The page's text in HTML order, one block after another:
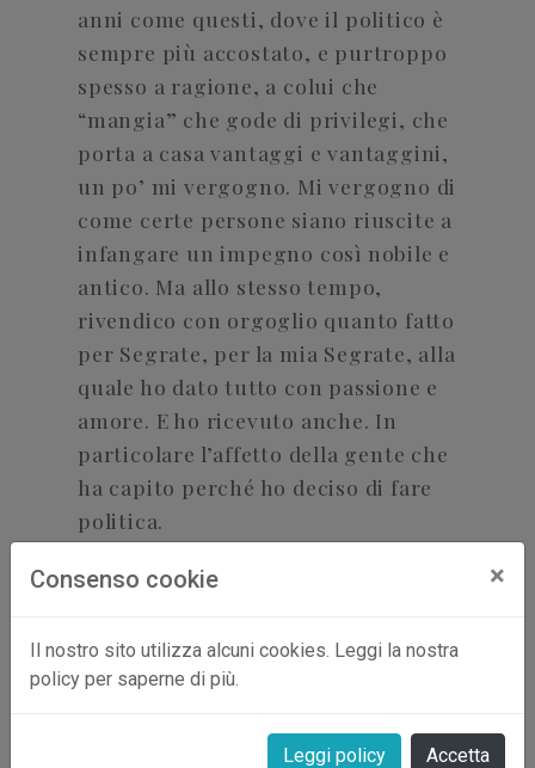
Consenso cookie ×
Il nostro sito utilizza alcuni cookies. Leggi la nostra
policy per saperne di più.
Leggi policy Accetta
anni come questi, dove il politico è
sempre più accostato, e purtroppo
spesso a ragione, a colui che
“mangia” che gode di privilegi, che
porta a casa vantaggi e vantaggini,
un po’ mi vergogno. Mi vergogno di
come certe persone siano riuscite a
infangare un impegno così nobile e
antico. Ma allo stesso tempo,
rivendico con orgoglio quanto fatto
per Segrate, per la mia Segrate, alla
quale ho dato tutto con passione e
amore. E ho ricevuto anche. In
particolare l’affetto della gente che
ha capito perché ho deciso di fare
politica.
Le sue opere